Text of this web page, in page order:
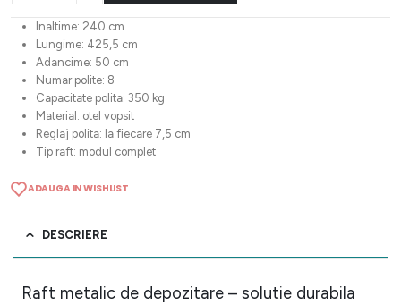
Inaltime: 240 cm
Lungime: 425,5 cm
Adancime: 50 cm
Numar polite: 8
Capacitate polita: 350 kg
Material: otel vopsit
Reglaj polita: la fiecare 7,5 cm
Tip raft: modul complet
ADAUGA IN WISHLIST
DESCRIERE
Raft metalic de depozitare – solutie durabila